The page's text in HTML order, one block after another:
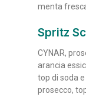
menta
Spritz
CYNAR,
arancia
top di soda
prosecco,